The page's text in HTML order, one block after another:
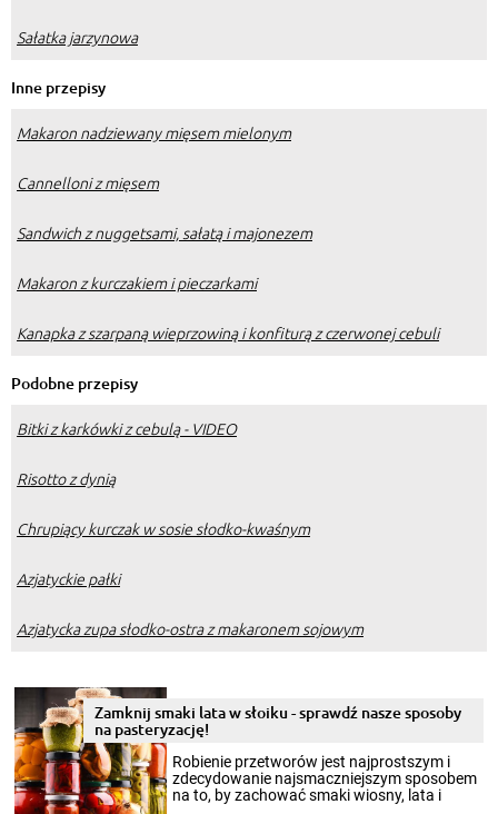
Sałatka jarzynowa
Inne przepisy
Makaron nadziewany mięsem mielonym
Cannelloni z mięsem
Sandwich z nuggetsami, sałatą i majonezem
Makaron z kurczakiem i pieczarkami
Kanapka z szarpaną wieprzowiną i konfiturą z czerwonej cebuli
Podobne przepisy
Bitki z karkówki z cebulą - VIDEO
Risotto z dynią
Chrupiący kurczak w sosie słodko-kwaśnym
Azjatyckie pałki
Azjatycka zupa słodko-ostra z makaronem sojowym
Zamknij smaki lata w słoiku - sprawdź nasze sposoby
na pasteryzację!
Robienie przetworów jest najprostszym i
zdecydowanie najsmaczniejszym sposobem
na to, by zachować smaki wiosny, lata i